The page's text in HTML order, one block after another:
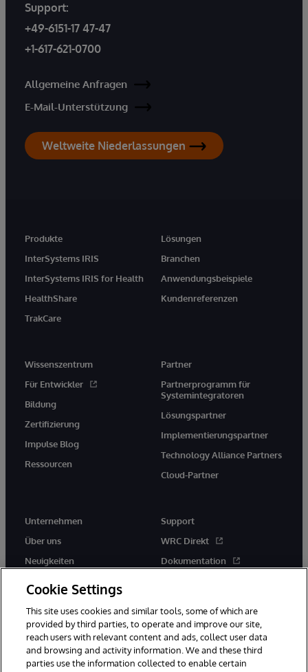
Support:
+49-6151-17 47-47
+1-617-621-0700
Allgemeine Anfragen
E-Mail-Unterstützung
Weltweite Niederlassungen
Produkte
InterSystems IRIS
InterSystems IRIS for Health
HealthShare
TrakCare
Lösungen
Branchen
Anwendungsbeispiele
Kundenreferenzen
Wissenszentrum
Für Entwickler
Bildung
Zertifizierung
Impulse Blog
Ressourcen
Partner
Partnerprogramm für
Systemintegratoren
Lösungspartner
Implementierungspartner
Technology Alliance Partners
Cloud-Partner
Unternehmen
Über uns
Neuigkeiten
Support
WRC Direkt
Dokumentation
Cookie Settings
This site uses cookies and similar tools, some of which are
provided by third parties, to operate and improve our site,
reach users with relevant content and ads, collect user data
and browsing and activity information. We and these third
parties use the information collected to enable certain